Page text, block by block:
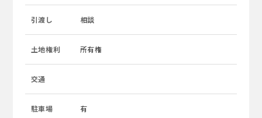
引渡し 相談
土地権利 所有権
交通
駐車場 有